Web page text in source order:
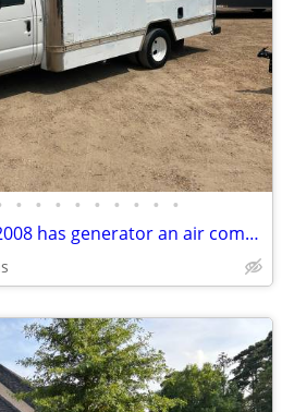
• • • • • • • • •
Ford E450 Super Duty 2008 has generator an air compresser runs great